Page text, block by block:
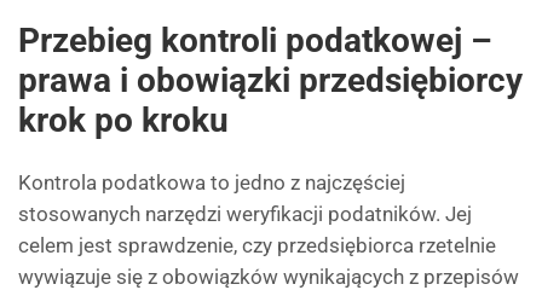
Przebieg kontroli podatkowej –
prawa i obowiązki przedsiębiorcy
krok po kroku
Kontrola podatkowa to jedno z najczęściej
stosowanych narzędzi weryfikacji podatników. Jej
celem jest sprawdzenie, czy przedsiębiorca rzetelnie
wywiązuje się z obowiązków wynikających z przepisów